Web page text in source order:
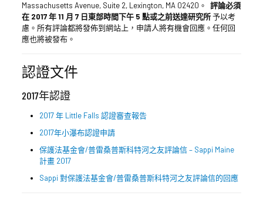
Massachusetts Avenue, Suite 2, Lexington, MA 02420。 評論必須
在 2017 年 11 月 7 日東部時間下午 5 點或之前送達研究所予以考
慮。所有評論都將發佈到網站上，申請人將有機會回應。任何回
應也將被發布。
認證文件
2017年認證
2017 年 Little Falls 認證審查報告
2017年小瀑布認證申請
保護法基金會/普雷桑普斯科特河之友評論信 – Sappi Maine
計畫 2017
Sappi 對保護法基金會/普雷桑普斯科特河之友評論信的回應